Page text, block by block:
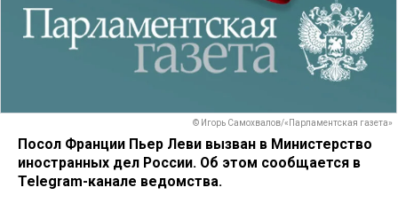
© Игорь Самохвалов/«Парламентская газета»
Посол Франции Пьер Леви вызван в Министерство
иностранных дел России. Об этом сообщается в
Telegram-канале ведомства.